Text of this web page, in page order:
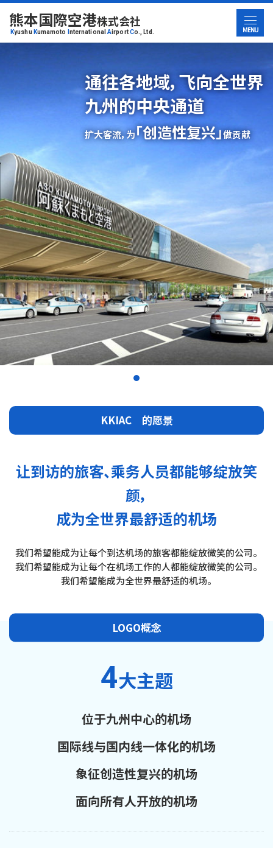
熊本国際空港株式会社
Kyushu Kumamoto nternationalAirportCo., Ltd.
通往各地域，飞向全世界
九州的中央通道
扩大客流，为「创造性复兴」做贡献
KKIAC 的愿景
让到访的旅客、乘务人员都能够绽放笑
颜，
成为全世界最舒适的机场
我们希望能成为让每个到达机场的旅客都能绽放微笑的公司。
我们希望能成为让每个在机场工作的人都能绽放微笑的公司。
我们希望能成为全世界最舒适的机场。
LOGO概念
4大主题
位于九州中心的机场
国际线与国内线一体化的机场
象征创造性复兴的机场
面向所有人开放的机场
MENU